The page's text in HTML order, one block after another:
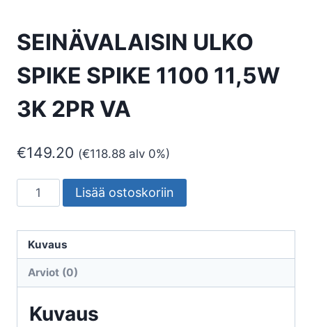
SEINÄVALAISIN ULKO
SPIKE SPIKE 1100 11,5W
3K 2PR VA
€149.20 (€118.88 alv 0%)
SEINÄVALAISIN
ULKO
SPIKE
1100
2PR
Lisää ostoskoriin
Kuvaus
Arviot (0)
Kuvaus